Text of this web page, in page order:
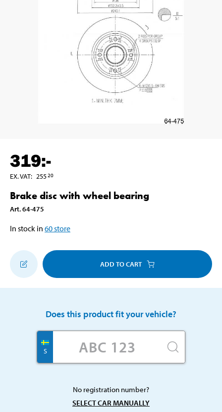
319:-
EX. VAT: 25520
Brake disc with wheel bearing
Art.64-475
In stock in 60store
ADD TO CART
Does this product fit your vehicle?
S
No registration number?
SELECT CAR MANUALLY